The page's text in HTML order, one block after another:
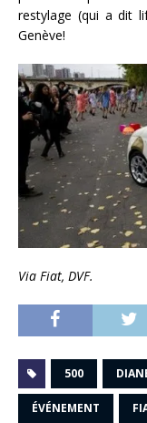
restylage (qui a dit
Genève!
Via Fiat, DVF.
500
ÉVÉNEMENT